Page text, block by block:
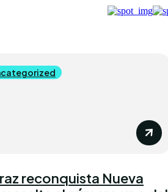
reconquista Nueva